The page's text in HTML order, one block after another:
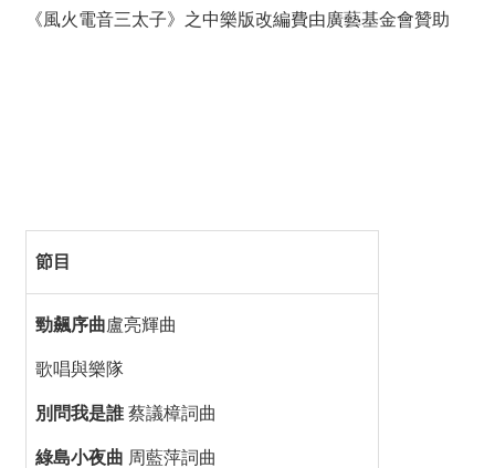
《風火電音三太子》之中樂版改編費由廣藝基金會贊助
節目
勁飆序曲盧亮輝曲
歌唱與樂隊
別問我是誰 蔡議樟詞曲
綠島小夜曲 周藍萍詞曲